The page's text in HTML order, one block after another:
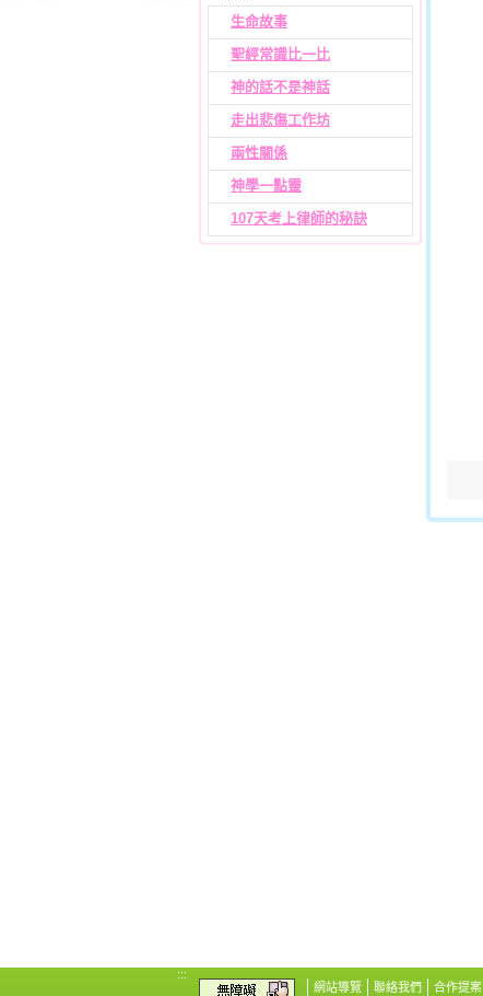
生命故事
聖經常識比一比
神的話不是神話
走出悲傷工作坊
兩性關係
神學一點靈
107天考上律師的秘訣
:::
網站導覽
聯絡我們 合作提案